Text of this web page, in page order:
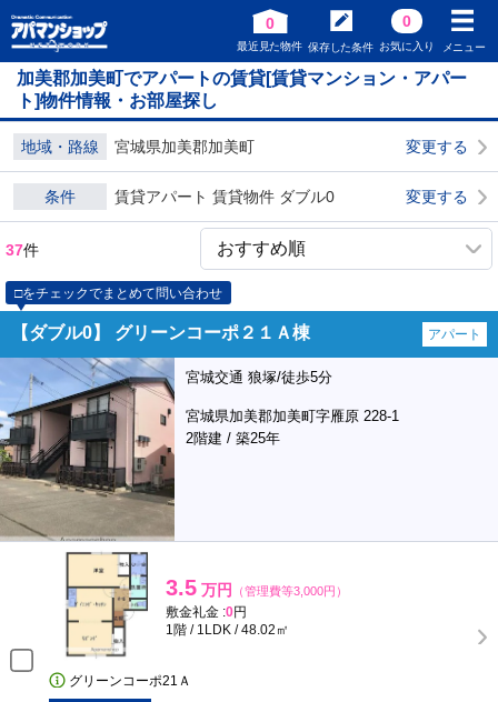
0
最近見た物件 保存した条件
0
お気に入り メニュー
加美郡加美町でアパートの賃貸[賃貸マンション・アパー
ト]物件情報・お部屋探し
地域・路線 宮城県加美郡加美町 変更する
条件 賃貸アパート 賃貸物件 ダブル0 変更する
37件
□をチェックでまとめて問い合わせ
【ダブル0】 グリーンコーポ２１Ａ棟 アパート
宮城交通 狼塚/徒歩5分
宮城県加美郡加美町字雁原 228-1
2階建 / 築25年
3.5 万円 （管理費等3,000円）
敷金礼金 :0円
1階 / 1LDK / 48.02㎡
グリーンコーポ21Ａ